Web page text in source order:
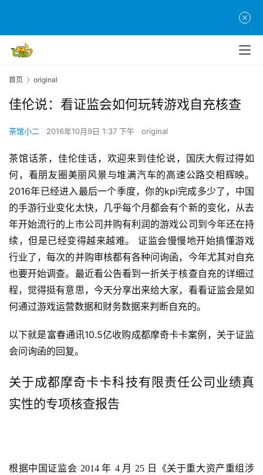
首页 original
佳伦说：看证监会如何玩转游戏自充核查
茶馆小二 2016年10月9日 1:37 下午 original
茶馆话茶，佳伦佳话，欢迎来到佳伦说，国庆大假过得如
何，看朋友圈美丽风景与堆满汽车的高速公路交相辉映。
2016年已经进入最后一个季度，你的kpi完成多少了，中国
的手游行业变化太快，几乎每个月都会有个新的变化，从去
年开始流行的上市公司并购有利润的游戏公司到今年还在持
续，但是已经变得越来越难。 证监会慢慢地开始搞懂游戏
行业了，每次的并购审核都有各种问询函，今年尤其对自充
也要开始调查。最近看公告看到一折关于核查自充的详细过
程，觉得挺有意思，今天分享出来给大家，看看证监会是如
何通过游戏运营数据和财务数据来判断自充的。
以下就是富春通讯10.5亿收购成都摩奇卡卡案例，关于证监
会问询函的回复。
关于成都摩奇卡卡科技有限责任公司业绩真
实性的专项核查报告
根据中国证监会 2014 年 4 月 25 日《关于重大资产重组涉